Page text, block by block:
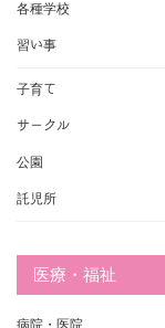
各種学校
習い事
子育て
サークル
公園
託児所
医療・福祉
病院・医院